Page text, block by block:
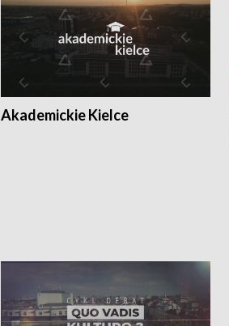
Akademickie Kielce